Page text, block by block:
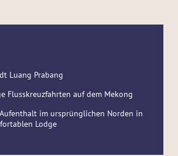
Luang Prabang
Flusskreuzfahrten auf dem Mekong
im ursprünglichen Norden in
Lodge